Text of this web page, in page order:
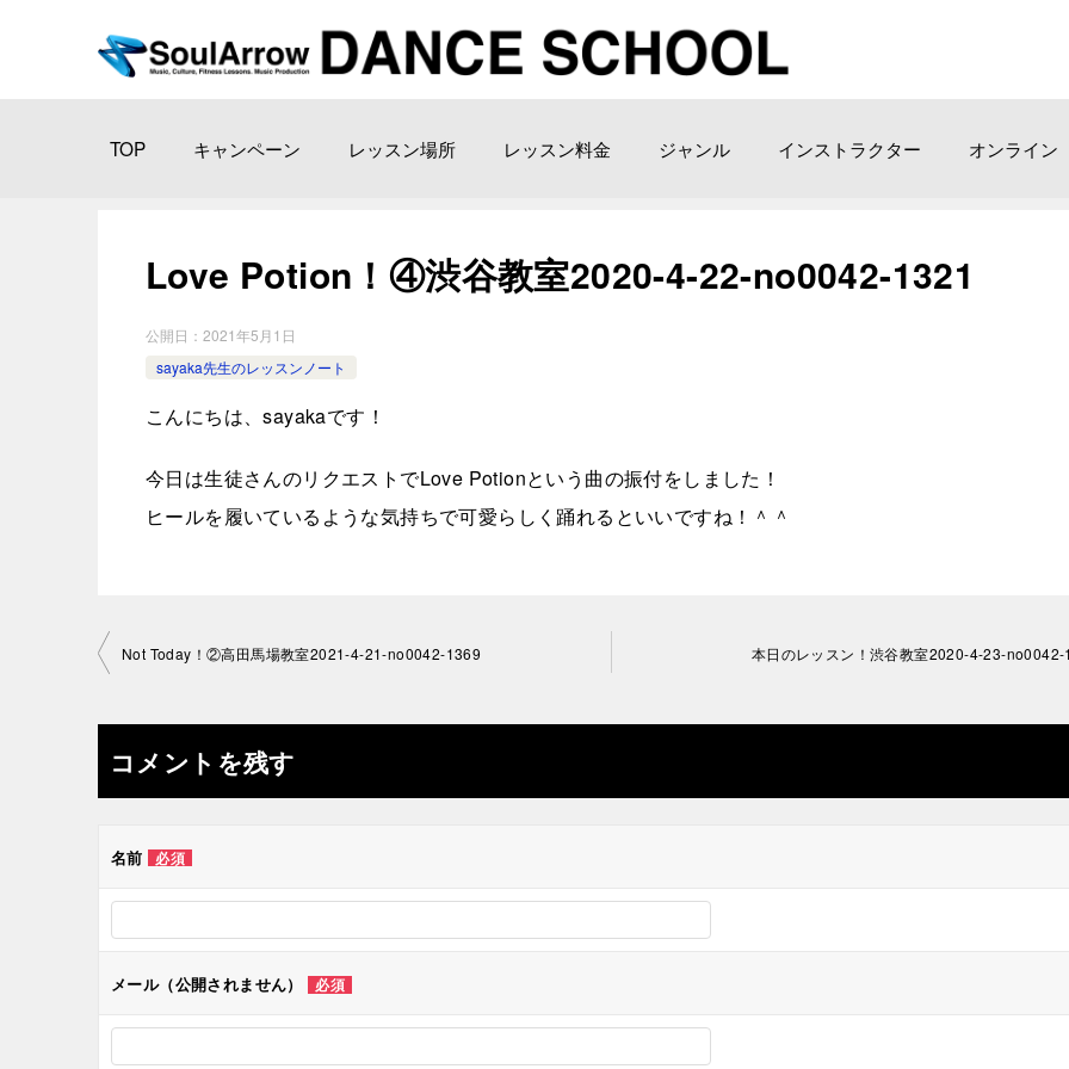
TOP キャンペーン レッスン場所 レッスン料金 ジャンル インストラクター オンライン
Love Potion！④渋谷教室2020-4-22-no0042-1321
公開日： 2021年5月1日
sayaka先生のレッスンノート
こんにちは、sayakaです！
今日は生徒さんのリクエストでLove Potionという曲の振付をしました！
ヒールを履いているような気持ちで可愛らしく踊れるといいですね！＾＾
投
ナ
ビ
ゲ
ー
ン
Not Today！②高田馬場教室2021-4-21-no0042-1369 本日のレッスン！渋谷教室2020-4-23-
コメントを残す
名前 必須
メール（公開されません） 必須